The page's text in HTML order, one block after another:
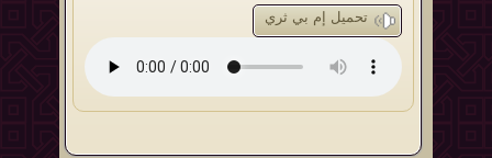
تحميل إم بي ثري